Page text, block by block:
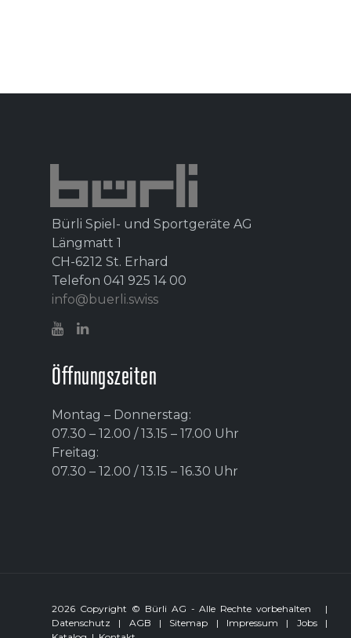
Bürli Spiel- und Sportgeräte AG
Längmatt 1
CH-6212 St. Erhard
Telefon 041 925 14 00
info@buerli.swiss
Öffnungszeiten
Montag – Donnerstag:
07.30 – 12.00 / 13.15 – 17.00 Uhr
Freitag:
07.30 – 12.00 / 13.15 – 16.30 Uhr
2026 Copyright © Bürli AG - Alle Rechte vorbehalten |
Datenschutz
| AGB | Sitemap | Impressum | Jobs
|